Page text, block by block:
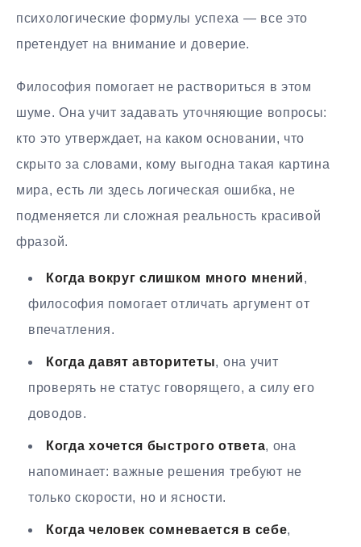
психологические формулы успеха — все это
претендует на внимание и доверие.
Философия помогает не раствориться в этом
шуме. Она учит задавать уточняющие вопросы:
кто это утверждает, на каком основании, что
скрыто за словами, кому выгодна такая картина
мира, есть ли здесь логическая ошибка, не
подменяется ли сложная реальность красивой
фразой.
Когда вокруг слишком много мнений,
философия помогает отличать аргумент от
впечатления.
Когда давят авторитеты, она учит
проверять не статус говорящего, а силу его
доводов.
Когда хочется быстрого ответа, она
напоминает: важные решения требуют не
только скорости, но и ясности.
Когда человек сомневается в себе,